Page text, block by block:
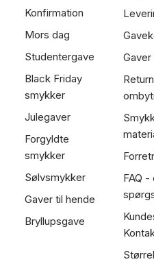
Konfirmation
Mors dag
Studentergave
Black Friday
smykker
Julegaver
Forgyldte
smykker
Sølvsmykker
Gaver til hende
Bryllupsgave
FAQ